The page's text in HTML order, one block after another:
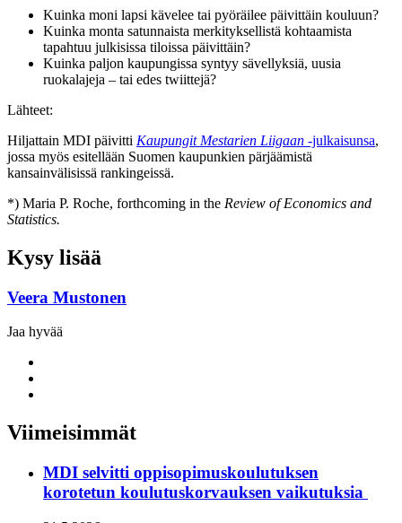
Kuinka moni lapsi kävelee tai pyöräilee päivittäin kouluun?
Kuinka monta satunnaista merkityksellistä kohtaamista
tapahtuu julkisissa tiloissa päivittäin?
Kuinka paljon kaupungissa syntyy sävellyksiä, uusia
ruokalajeja – tai edes twiittejä?
Lähteet:
Hiljattain MDI päivitti Kaupungit Mestarien Liigaan -julkaisunsa,
jossa myös esitellään Suomen kaupunkien pärjäämistä
kansainvälisissä rankingeissä.
*) Maria P. Roche, forthcoming in the Review of Economics and
Statistics.
Kysy lisää
Veera Mustonen
Jaa hyvää
twitter
Viimeisimmät
MDI selvitti oppisopimuskoulutuksen
korotetun koulutuskorvauksen vaikutuksia